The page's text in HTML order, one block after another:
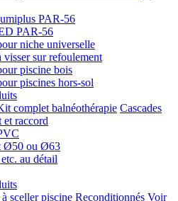
PAR-56
PAR-56
niche universelle
sur refoulement
piscine bois
piscines hors-sol
complet balnéothérapie Cascades
raccord
Ø50 ou Ø63
au détail
à sceller piscine Reconditionnés Voir